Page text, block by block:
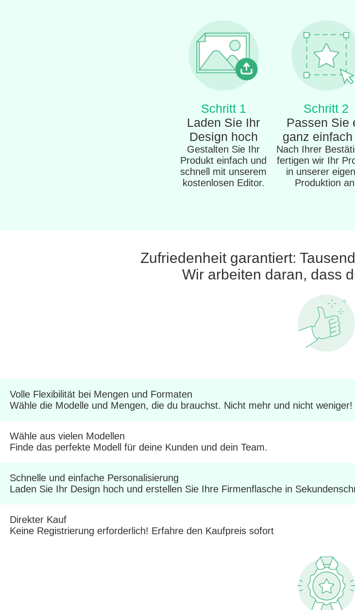
Schritt 1
Laden Sie Ihr
Design hoch
Gestalten Sie Ihr
Produkt einfach und
schnell mit unserem
kostenlosen Editor.
Schritt 2
Passen Sie
ganz einfach
Nach Ihrer
fertigen wir Ihr
in unserer
Produktion
Zufriedenheit garantiert:
Wir arbeiten daran, dass
Volle Flexibilität bei Mengen und Formaten
Wähle die Modelle und Mengen, die du brauchst. Nicht mehr und nicht weniger!
Wähle aus vielen Modellen
Finde das perfekte Modell für deine Kunden und dein Team.
Schnelle und einfache Personalisierung
Laden Sie Ihr Design hoch und erstellen Sie Ihre Firmenflasche in
Direkter Kauf
Keine Registrierung erforderlich! Erfahre den Kaufpreis sofort